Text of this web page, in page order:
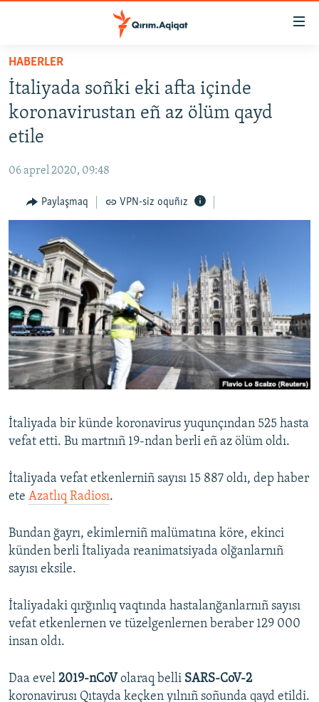
Esas
mündericege
qaytmaq
Baş
navigatsiyağa
qaytmaq
Qıdıruvğa
qaytmaq
HABERLER
SİYASET
İQTİSADİYAT
MEDENİYET
İNSAN AQLARI
SÜRET
BLOGLAR
FİKİR
Русский
Українською
RFE/RS bütün saytları
HABERLER
İtaliyada soñki eki afta içinde
koronavirustan eñ az ölüm qayd
etile
06 aprel 2020, 09:48
Paylaşmaq VPN-siz oquñız
İtaliyada bir künde koronavirus yuqunçından 525 hasta
vefat etti. Bu martnıñ 19-ndan berli eñ az ölüm oldı.
İtaliyada vefat etkenlerniñ sayısı 15 887 oldı, dep haber
ete Azatlıq Radiosı.
Bundan ğayrı, ekimlerniñ malümatına köre, ekinci
künden berli İtaliyada reanimatsiyada olğanlarnıñ
sayısı eksile.
İtaliyadaki qırğınlıq vaqtında hastalanğanlarnıñ sayısı
vefat etkenlernen ve tüzelgenlernen beraber 129 000
insan oldı.
Daa evel 2019-nCoV olaraq belli SARS-CoV-2
koronavirusı Qıtayda keçken yılnıñ soñunda qayd etildi.